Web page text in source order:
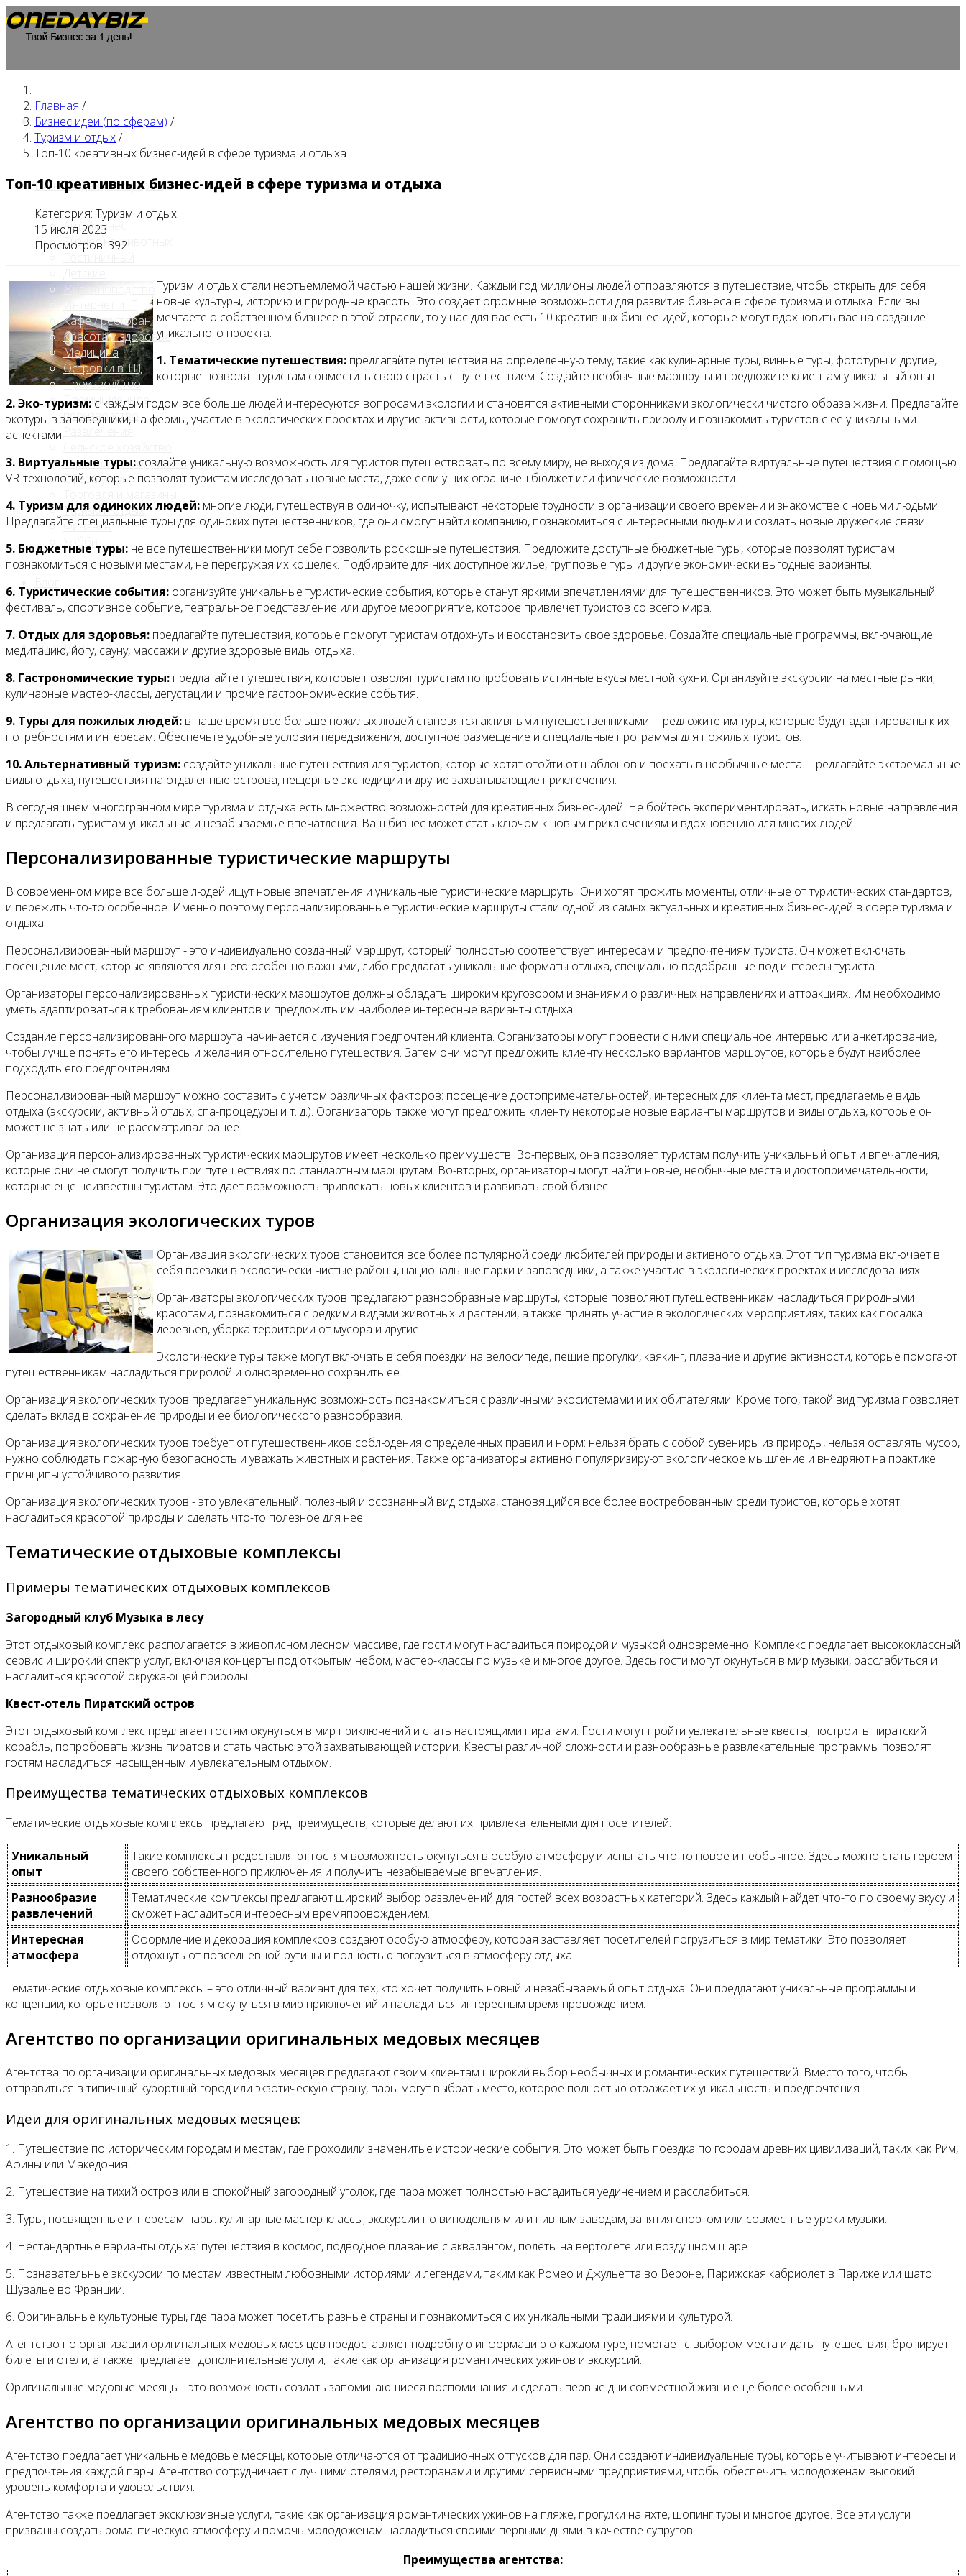
Главная
Бизнес идеи (по сферам)
Автобизнес
Бизнес на животных
Гостиничный
Животноводство
Кафе / ресторан
Красота и здоровье
Медицина
Островки в ТЦ
Производство
Промышленное
производство
Развлечения
Строительство, ремонт
Сфера услуг
Туризм и отдых
Финансы
Контакты
Главная /
Бизнес идеи (по сферам) /
Туризм и отдых/
Топ-10 креативных бизнес-идей в сфере туризма и отдыха
Топ-10 креативных бизнес-идей в сфере туризма и отдыха
Категория: Туризм и отдых
15 июля 2023
Просмотров: 392
Туризм и отдых стали неотъемлемой частью нашей жизни. Каждый год миллионы людей отправляются в путешествие, чтобы открыть для себя
новые культуры, историю и природные красоты. Это создает огромные возможности для развития бизнеса в сфере туризма и отдыха. Если вы
мечтаете о собственном бизнесе в этой отрасли, то у нас для вас есть 10 креативных бизнес-идей, которые могут вдохновить вас на создание
уникального проекта.
1. Тематические путешествия: предлагайте путешествия на определенную тему, такие как кулинарные туры, винные туры, фототуры и другие,
которые позволят туристам совместить свою страсть с путешествием. Создайте необычные маршруты и предложите клиентам уникальный опыт.
2. Эко-туризм: с каждым годом все больше людей интересуются вопросами экологии и становятся активными сторонниками экологически чистого образа жизни. Предлагайте
экотуры в заповедники, на фермы, участие в экологических проектах и другие активности, которые помогут сохранить природу и познакомить туристов с ее уникальными
аспектами.
3. Виртуальные туры: создайте уникальную возможность для туристов путешествовать по всему миру, не выходя из дома. Предлагайте виртуальные путешествия с помощью
VR-технологий, которые позволят туристам исследовать новые места, даже если у них ограничен бюджет или физические возможности.
4. Туризм для одиноких людей: многие люди, путешествуя в одиночку, испытывают некоторые трудности в организации своего времени и знакомстве с новыми людьми.
Предлагайте специальные туры для одиноких путешественников, где они смогут найти компанию, познакомиться с интересными людьми и создать новые дружеские связи.
5. Бюджетные туры: не все путешественники могут себе позволить роскошные путешествия. Предложите доступные бюджетные туры, которые позволят туристам
познакомиться с новыми местами, не перегружая их кошелек. Подбирайте для них доступное жилье, групповые туры и другие экономически выгодные варианты.
6. Туристические события: организуйте уникальные туристические события, которые станут яркими впечатлениями для путешественников. Это может быть музыкальный
фестиваль, спортивное событие, театральное представление или другое мероприятие, которое привлечет туристов со всего мира.
7. Отдых для здоровья: предлагайте путешествия, которые помогут туристам отдохнуть и восстановить свое здоровье. Создайте специальные программы, включающие
медитацию, йогу, сауну, массажи и другие здоровые виды отдыха.
8. Гастрономические туры: предлагайте путешествия, которые позволят туристам попробовать истинные вкусы местной кухни. Организуйте экскурсии на местные рынки,
кулинарные мастер-классы, дегустации и прочие гастрономические события.
9. Туры для пожилых людей: в наше время все больше пожилых людей становятся активными путешественниками. Предложите им туры, которые будут адаптированы к их
потребностям и интересам. Обеспечьте удобные условия передвижения, доступное размещение и специальные программы для пожилых туристов.
10. Альтернативный туризм: создайте уникальные путешествия для туристов, которые хотят отойти от шаблонов и поехать в необычные места. Предлагайте экстремальные
виды отдыха, путешествия на отдаленные острова, пещерные экспедиции и другие захватывающие приключения.
В сегодняшнем многогранном мире туризма и отдыха есть множество возможностей для креативных бизнес-идей. Не бойтесь экспериментировать, искать новые направления
и предлагать туристам уникальные и незабываемые впечатления. Ваш бизнес может стать ключом к новым приключениям и вдохновению для многих людей.
Персонализированные туристические маршруты
В современном мире все больше людей ищут новые впечатления и уникальные туристические маршруты. Они хотят прожить моменты, отличные от туристических стандартов,
и пережить что-то особенное. Именно поэтому персонализированные туристические маршруты стали одной из самых актуальных и креативных бизнес-идей в сфере туризма и
отдыха.
Персонализированный маршрут - это индивидуально созданный маршрут, который полностью соответствует интересам и предпочтениям туриста. Он может включать
посещение мест, которые являются для него особенно важными, либо предлагать уникальные форматы отдыха, специально подобранные под интересы туриста.
Организаторы персонализированных туристических маршрутов должны обладать широким кругозором и знаниями о различных направлениях и аттракциях. Им необходимо
уметь адаптироваться к требованиям клиентов и предложить им наиболее интересные варианты отдыха.
Создание персонализированного маршрута начинается с изучения предпочтений клиента. Организаторы могут провести с ними специальное интервью или анкетирование,
чтобы лучше понять его интересы и желания относительно путешествия. Затем они могут предложить клиенту несколько вариантов маршрутов, которые будут наиболее
подходить его предпочтениям.
Персонализированный маршрут можно составить с учетом различных факторов: посещение достопримечательностей, интересных для клиента мест, предлагаемые виды
отдыха (экскурсии, активный отдых, спа-процедуры и т. д.). Организаторы также могут предложить клиенту некоторые новые варианты маршрутов и виды отдыха, которые он
может не знать или не рассматривал ранее.
Организация персонализированных туристических маршрутов имеет несколько преимуществ. Во-первых, она позволяет туристам получить уникальный опыт и впечатления,
которые они не смогут получить при путешествиях по стандартным маршрутам. Во-вторых, организаторы могут найти новые, необычные места и достопримечательности,
которые еще неизвестны туристам. Это дает возможность привлекать новых клиентов и развивать свой бизнес.
Организация экологических туров
Организация экологических туров становится все более популярной среди любителей природы и активного отдыха. Этот тип туризма включает в
себя поездки в экологически чистые районы, национальные парки и заповедники, а также участие в экологических проектах и исследованиях.
Организаторы экологических туров предлагают разнообразные маршруты, которые позволяют путешественникам насладиться природными
красотами, познакомиться с редкими видами животных и растений, а также принять участие в экологических мероприятиях, таких как посадка
деревьев, уборка территории от мусора и другие.
Экологические туры также могут включать в себя поездки на велосипеде, пешие прогулки, каякинг, плавание и другие активности, которые помогают
путешественникам насладиться природой и одновременно сохранить ее.
Организация экологических туров предлагает уникальную возможность познакомиться с различными экосистемами и их обитателями. Кроме того, такой вид туризма позволяет
сделать вклад в сохранение природы и ее биологического разнообразия.
Организация экологических туров требует от путешественников соблюдения определенных правил и норм: нельзя брать с собой сувениры из природы, нельзя оставлять мусор,
нужно соблюдать пожарную безопасность и уважать животных и растения. Также организаторы активно популяризируют экологическое мышление и внедряют на практике
принципы устойчивого развития.
Организация экологических туров - это увлекательный, полезный и осознанный вид отдыха, становящийся все более востребованным среди туристов, которые хотят
насладиться красотой природы и сделать что-то полезное для нее.
Тематические отдыховые комплексы
Примеры тематических отдыховых комплексов
Загородный клуб Музыка в лесу
Этот отдыховый комплекс располагается в живописном лесном массиве, где гости могут насладиться природой и музыкой одновременно. Комплекс предлагает высококлассный
сервис и широкий спектр услуг, включая концерты под открытым небом, мастер-классы по музыке и многое другое. Здесь гости могут окунуться в мир музыки, расслабиться и
насладиться красотой окружающей природы.
Квест-отель Пиратский остров
Этот отдыховый комплекс предлагает гостям окунуться в мир приключений и стать настоящими пиратами. Гости могут пройти увлекательные квесты, построить пиратский
корабль, попробовать жизнь пиратов и стать частью этой захватывающей истории. Квесты различной сложности и разнообразные развлекательные программы позволят
гостям насладиться насыщенным и увлекательным отдыхом.
Преимущества тематических отдыховых комплексов
Тематические отдыховые комплексы предлагают ряд преимуществ, которые делают их привлекательными для посетителей:
Уникальный
опыт
Такие комплексы предоставляют гостям возможность окунуться в особую атмосферу и испытать что-то новое и необычное. Здесь можно стать героем
своего собственного приключения и получить незабываемые впечатления.
Разнообразие
развлечений
Тематические комплексы предлагают широкий выбор развлечений для гостей всех возрастных категорий. Здесь каждый найдет что-то по своему вкусу и
сможет насладиться интересным времяпровождением.
Интересная
атмосфера
Оформление и декорация комплексов создают особую атмосферу, которая заставляет посетителей погрузиться в мир тематики. Это позволяет
отдохнуть от повседневной рутины и полностью погрузиться в атмосферу отдыха.
Тематические отдыховые комплексы – это отличный вариант для тех, кто хочет получить новый и незабываемый опыт отдыха. Они предлагают уникальные программы и
концепции, которые позволяют гостям окунуться в мир приключений и насладиться интересным времяпровождением.
Агентство по организации оригинальных медовых месяцев
Агентства по организации оригинальных медовых месяцев предлагают своим клиентам широкий выбор необычных и романтических путешествий. Вместо того, чтобы
отправиться в типичный курортный город или экзотическую страну, пары могут выбрать место, которое полностью отражает их уникальность и предпочтения.
Идеи для оригинальных медовых месяцев:
1. Путешествие по историческим городам и местам, где проходили знаменитые исторические события. Это может быть поездка по городам древних цивилизаций, таких как Рим,
Афины или Македония.
2. Путешествие на тихий остров или в спокойный загородный уголок, где пара может полностью насладиться уединением и расслабиться.
3. Туры, посвященные интересам пары: кулинарные мастер-классы, экскурсии по винодельням или пивным заводам, занятия спортом или совместные уроки музыки.
4. Нестандартные варианты отдыха: путешествия в космос, подводное плавание с аквалангом, полеты на вертолете или воздушном шаре.
5. Познавательные экскурсии по местам известным любовными историями и легендами, таким как Ромео и Джульетта во Вероне, Парижская кабриолет в Париже или шато
Шувалье во Франции.
6. Оригинальные культурные туры, где пара может посетить разные страны и познакомиться с их уникальными традициями и культурой.
Агентство по организации оригинальных медовых месяцев предоставляет подробную информацию о каждом туре, помогает с выбором места и даты путешествия, бронирует
билеты и отели, а также предлагает дополнительные услуги, такие как организация романтических ужинов и экскурсий.
Оригинальные медовые месяцы - это возможность создать запоминающиеся воспоминания и сделать первые дни совместной жизни еще более особенными.
Агентство по организации оригинальных медовых месяцев
Агентство предлагает уникальные медовые месяцы, которые отличаются от традиционных отпусков для пар. Они создают индивидуальные туры, которые учитывают интересы и
предпочтения каждой пары. Агентство сотрудничает с лучшими отелями, ресторанами и другими сервисными предприятиями, чтобы обеспечить молодоженам высокий
уровень комфорта и удовольствия.
Агентство также предлагает эксклюзивные услуги, такие как организация романтических ужинов на пляже, прогулки на яхте, шопинг туры и многое другое. Все эти услуги
призваны создать романтическую атмосферу и помочь молодоженам насладиться своими первыми днями в качестве супругов.
Преимущества агентства: